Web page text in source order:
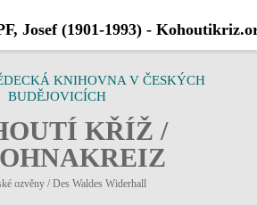
KNIHOVNA V ČESKÝCH
BUDĚJOVICÍCH
KŘÍŽ /
ozvěny / Des Waldes Widerhall
Josef (1901-1993) -